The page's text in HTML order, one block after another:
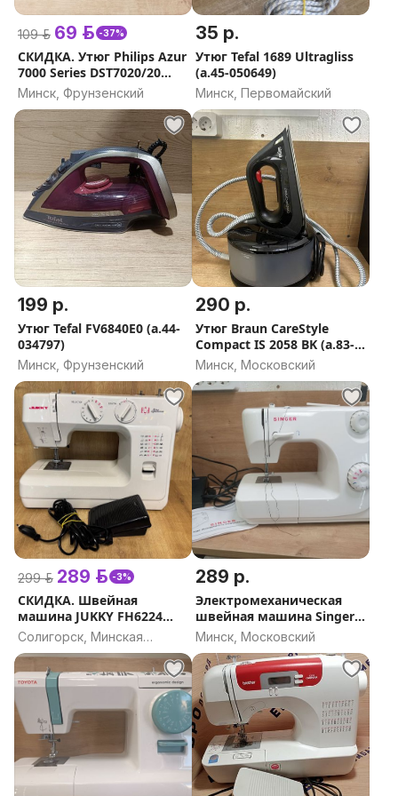
- ул. Матусевича, д. 75 (ст.м. «Каменная горка»)
- ул. Одинцова, д. 65А (рядом с супермаркетом
- пр. Газеты Звязда, д. 16/1 (Московский рынок)
- ул. Сухаревская, д.6 (ТЦ «На Сухаревской»)
г. СЛУЦК:
- ул. Ленина, д. 187 (городская площадь)
----------------------------------------------------------
Работаем с 09:00 до 21:00 без выходных.
С радостью ответим на все интересующие Вас
вопросы.
С уважением, «ЕВРОломбард».
----------------------------------------------------------
*НЕ ЯВЛЯЕТСЯ ПУБЛИЧНОЙ ОФЕРТОЙ
109 р. 69 р. -37%
СКИДКА. Утюг Philips Azur
7000 Series DST7020/20
(а.89-009051)
Минск, Фрунзенский
35 р.
Утюг Tefal 1689 Ultragliss
(а.45-050649)
Минск, Первомайский
199 р.
Утюг Tefal FV6840E0 (а.44-
034797)
Минск, Фрунзенский
290 р.
Утюг Braun CareStyle
Compact IS 2058 BK (а.83-
019426)
Минск, Московский
299 р. 289 р. -3%
СКИДКА. Швейная
машина JUKKY FH6224
(а.44-029471)
Солигорск, Минская
область
289 р.
Электромеханическая
швейная машина Singer
8280 (а. 83-018390)
Минск, Московский